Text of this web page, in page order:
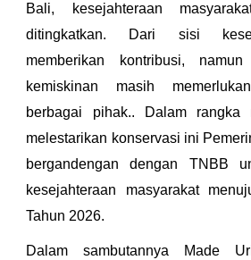
Bali, kesejahteraan
ditingkatkan. Dari sisi
memberikan kontribusi,
kemiskinan masih
berbagai pihak.. Dalam rangka
melestarikan konservasi ini
bergandengan dengan TNBB
kesejahteraan masyarakat
Tahun 2026.
Dalam sambutannya Made